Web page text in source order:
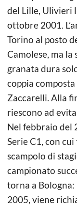
del Lille, Ulivieri
ottobre 2001.
Torino al posto
Camolese, ma
granata dura
coppia
Zaccarelli. Alla
riescono ad
Nel febbraio del
Serie C1, con
scampolo di
campionato
torna a
2005, viene